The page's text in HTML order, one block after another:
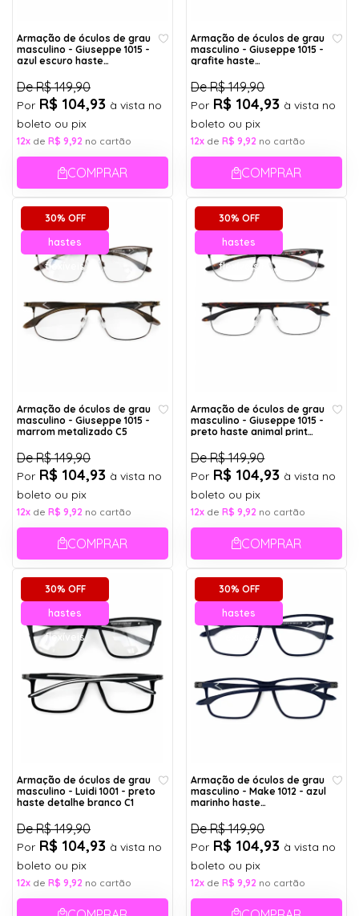
Armação de óculos de grau
masculino - Giuseppe 1015 -
azul escuro haste
DeR$ 149,90
Por R$ 104,93 à vista no
boleto ou pix
12x de R$ 9,92 no cartão
COMPRAR
Armação de óculos de grau
masculino - Giuseppe 1015 -
grafite haste
DeR$ 149,90
Por R$ 104,93 à vista no
boleto ou pix
12x deR$ 9,92 no cartão
COMPRAR
30% OFF
hastes
flexíveis
Armação de óculos de grau
masculino - Giuseppe 1015 -
marrom metalizado C5
DeR$ 149,90
Por R$ 104,93 à vista no
boleto ou pix
12x de R$ 9,92 no cartão
COMPRAR
30% OFF
hastes
flexíveis
Armação de óculos de grau
masculino - Giuseppe 1015 -
preto haste animal print
DeR$ 149,90
Por R$ 104,93 à vista no
boleto ou pix
12x deR$ 9,92 no cartão
COMPRAR
30% OFF
hastes
flexíveis
Armação de óculos de grau
masculino - Luidi 1001 - preto
haste detalhe branco C1
DeR$ 149,90
Por R$ 104,93 à vista no
boleto ou pix
12x de R$ 9,92 no cartão
30% OFF
hastes
flexíveis
Armação de óculos de grau
masculino - Make 1012 - azul
marinho haste
DeR$ 149,90
Por R$ 104,93 à vista no
boleto ou pix
12x deR$ 9,92 no cartão